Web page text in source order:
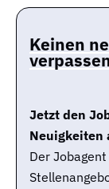
Keinen
Jetzt den
Neuigkeiten
Der